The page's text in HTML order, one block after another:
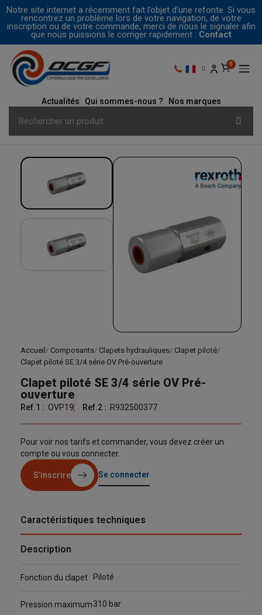
Notre site internet a récemment fait l’objet d’une refonte. Si vous
rencontrez un problème lors de votre navigation, de votre
inscription ou de votre commande, merci de nous le signaler afin
que nous puissions le corriger rapidement : Contact
Actualités Qui sommes-nous ? Nos marques
Accueil Composants Clapets hydrauliques Clapet piloté
Clapet piloté SE 3/4 série OV Pré-ouverture
Clapet piloté SE 3/4 série OV Pré-
ouverture
Ref.1 : OVP19 Ref.2 : R932500377
Pour voir nos tarifs et commander, vous devez créer un
compte ou vous connecter.
S’inscrire Se connecter
Caractéristiques techniques
Description
Fonction du clapet Piloté
Pression maximum310 bar